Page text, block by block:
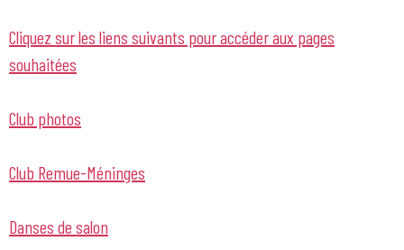
Cliquez sur les liens suivants pour accéder aux pages
souhaitées
Club photos
Club Remue-Méninges
Danses de salon